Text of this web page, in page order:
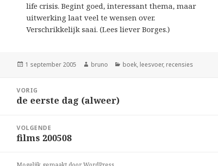
life crisis. Begint goed, interessant thema, maar
uitwerking laat veel te wensen over.
Verschrikkelijk saai. (Lees liever Borges.)
Geplaatst
1 september 2005 Auteur
bruno Categorieën
boek, leesvoer, recensies
navigatie
VORIG
Vorig
de eerste dag (alweer)
VOLGENDE
Volgend
films 200508